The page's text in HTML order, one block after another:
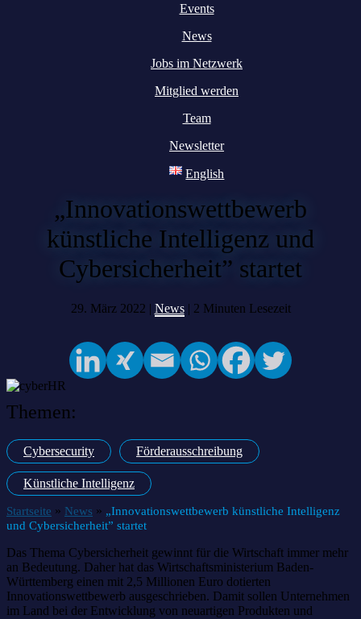
Events
News
Jobs im Netzwerk
Mitglied werden
Team
Newsletter
English
„Innovationswettbewerb
künstliche Intelligenz und
Cybersicherheit” startet
29. März 2022 | News| 2 Minuten Lesezeit
Themen:
Cybersecurity Förderausschreibung
Künstliche Intelligenz
Startseite » News » „Innovationswettbewerb künstliche Intelligenz
und Cybersicherheit” startet
Das Thema Cybersicherheit gewinnt für die Wirtschaft immer mehr
an Bedeutung. Daher hat das Wirtschaftsministerium Baden-
Württemberg einen mit 2,5 Millionen Euro dotierten
Innovationswettbewerb ausgeschrieben. Damit sollen Unternehmen
im Land bei der Entwicklung von neuartigen Produkten und